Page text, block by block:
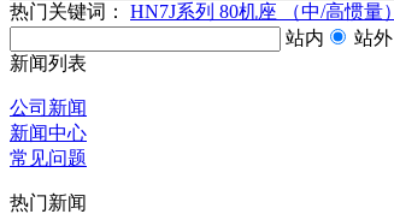
热门关键词： HN7J系列 80机座 （中/高惯量）
站内
站外
新闻列表
公司新闻
新闻中心
常见问题
热门新闻